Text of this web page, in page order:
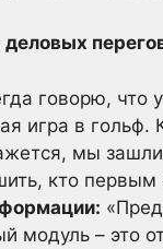
говорю, что
игра в
мы
кто первым
модуль – это